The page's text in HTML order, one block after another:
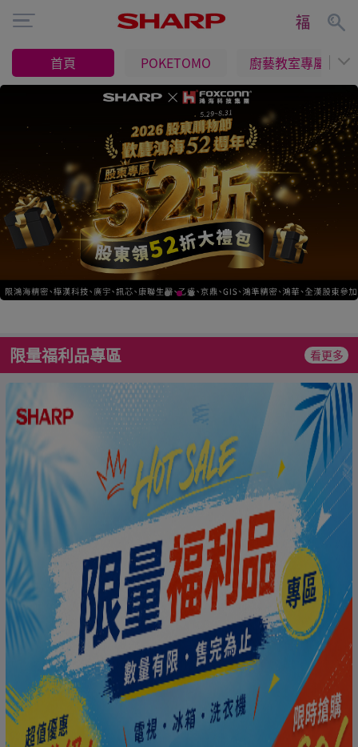
首頁 POKETOMO 廚藝教室專屬
限量福利品專區 看更多